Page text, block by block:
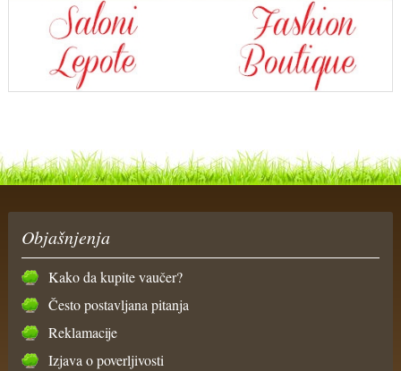
Objašnjenja
Kako da kupite vaučer?
Često postavljana pitanja
Reklamacije
Izjava o poverljivosti